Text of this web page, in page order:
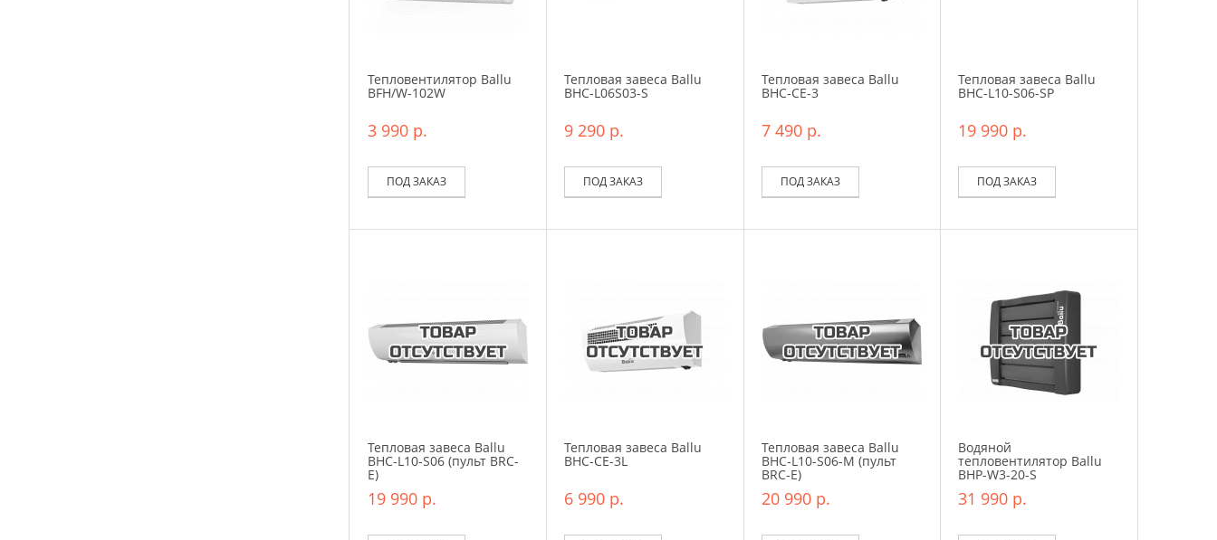
Тепловентилятор Ballu
BFH/W-102W
3 990 р.
ПОД ЗАКАЗ
Тепловая завеса Ballu
BHC-L06S03-S
9 290 р.
ПОД ЗАКАЗ
Тепловая завеса Ballu
BHC-CE-3
7 490 р.
ПОД ЗАКАЗ
Тепловая завеса Ballu
BHC-L10-S06-SP
19 990 р.
ПОД ЗАКАЗ
Тепловая завеса Ballu
BHC-L10-S06 (пульт BRC-
E)
19 990 р.
Тепловая завеса Ballu
BHC-CE-3L
6 990 р.
Тепловая завеса Ballu
BHC-L10-S06-M (пульт
BRC-E)
20 990 р.
Водяной
тепловентилятор Ballu
BHP-W3-20-S
31 990 р.